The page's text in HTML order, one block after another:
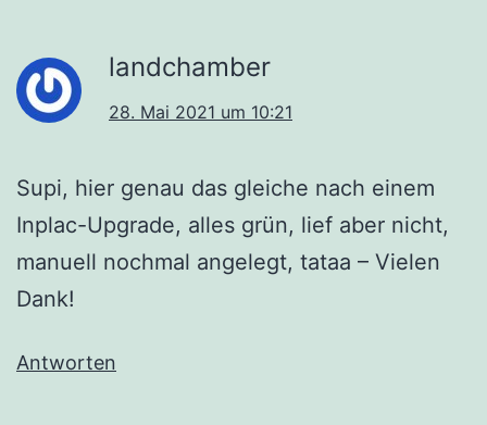
landchamber
28. Mai 2021 um 10:21
Supi, hier genau das gleiche nach einem
Inplac-Upgrade, alles grün, lief aber nicht,
manuell nochmal angelegt, tataa – Vielen
Dank!
Antworten